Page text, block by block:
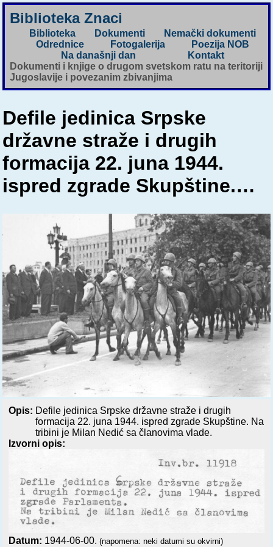
Biblioteka Znaci
Biblioteka Dokumenti
Nemački dokumenti
Odrednice
Fotogalerija
Poezija NOB
Na današnji dan
Kontakt
Dokumenti i knjige o drugom svetskom ratu na teritoriji
Jugoslavije i povezanim zbivanjima
Defile jedinica Srpske
državne straže i drugih
formacija 22. juna 1944.
ispred zgrade Skupštine.…
Opis: Defile jedinica Srpske državne straže i drugih
formacija 22. juna 1944. ispred zgrade Skupštine. Na
tribini je Milan Nedić sa članovima vlade.
Izvorni opis:
Datum: 1944-06-00. (napomena: neki datumi su okvirni)